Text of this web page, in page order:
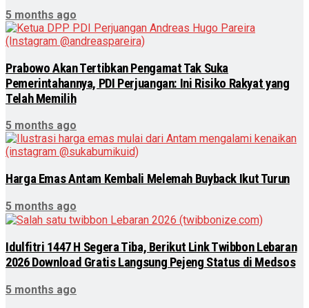
5 months ago
Prabowo Akan Tertibkan Pengamat Tak Suka
Pemerintahannya, PDI Perjuangan: Ini Risiko Rakyat yang
Telah Memilih
5 months ago
Harga Emas Antam Kembali Melemah Buyback Ikut Turun
5 months ago
Idulfitri 1447 H Segera Tiba, Berikut Link Twibbon Lebaran
2026 Download Gratis Langsung Pejeng Status di Medsos
5 months ago